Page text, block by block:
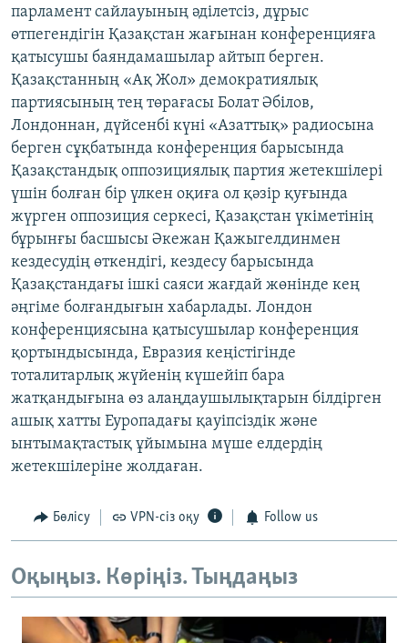
парламент сайлауының әділетсіз, дұрыс
өтпегендігін Қазақстан жағынан конференцияға
қатысушы баяндамашылар айтып берген.
Қазақстанның «Ақ Жол» демократиялық
партиясының тең төрағасы Болат Әбілов,
Лондоннан, дүйсенбі күні «Азаттық» радиосына
берген сұқбатында конференция барысында
Қазақстандық оппозициялық партия жетекшілері
үшін болған бір үлкен оқиға ол қәзір қуғында
жүрген оппозиция серкесі, Қазақстан үкіметінің
бұрынғы басшысы Әкежан Қажыгелдинмен
кездесудің өткендігі, кездесу барысында
Қазақстандағы ішкі саяси жағдай жөнінде кең
әңгіме болғандығын хабарлады. Лондон
конференциясына қатысушылар конференция
қортындысында, Евразия кеңістігінде
тоталитарлық жүйенің күшейіп бара
жатқандығына өз алаңдаушылықтарын білдірген
ашық хатты Еуропадағы қауіпсіздік және
ынтымақтастық ұйымына мүше елдердің
жетекшілеріне жолдаған.
Бөлісу VPN-сіз оқу Follow us
Оқыңыз. Көріңіз. Тыңдаңыз